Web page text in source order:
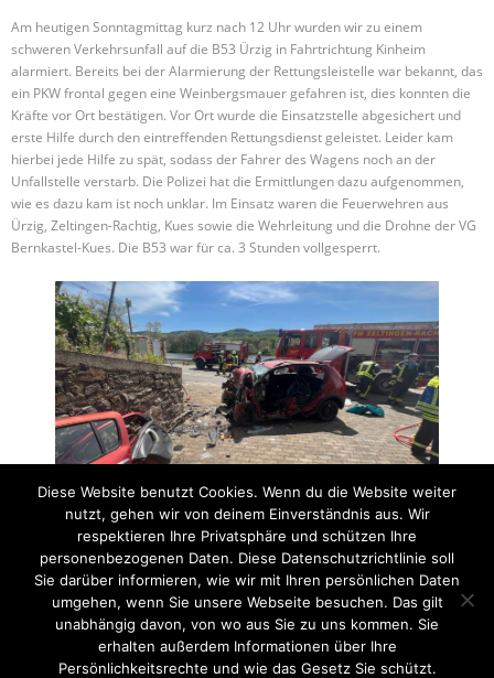
Am heutigen Sonntagmittag kurz nach 12 Uhr wurden wir zu einem
schweren Verkehrsunfall auf die B53 Ürzig in Fahrtrichtung Kinheim
alarmiert. Bereits bei der Alarmierung der Rettungsleistelle war bekannt, das
ein PKW frontal gegen eine Weinbergsmauer gefahren ist, dies konnten die
Kräfte vor Ort bestätigen. Vor Ort wurde die Einsatzstelle abgesichert und
erste Hilfe durch den eintreffenden Rettungsdienst geleistet. Leider kam
hierbei jede Hilfe zu spät, sodass der Fahrer des Wagens noch an der
Unfallstelle verstarb. Die Polizei hat die Ermittlungen dazu aufgenommen,
wie es dazu kam ist noch unklar. Im Einsatz waren die Feuerwehren aus
Ürzig, Zeltingen-Rachtig, Kues sowie die Wehrleitung und die Drohne der VG
Bernkastel-Kues. Die B53 war für ca. 3 Stunden vollgesperrt.
Post Views: 0
Gemeldeter Schiffsbrand Unwetter
Über uns
Diese Website benutzt Cookies. Wenn du die Website weiter
nutzt, gehen wir von deinem Einverständnis aus. Wir
respektieren Ihre Privatsphäre und schützen Ihre
personenbezogenen Daten. Diese Datenschutzrichtlinie soll
Sie darüber informieren, wie wir mit Ihren persönlichen Daten
umgehen, wenn Sie unsere Webseite besuchen. Das gilt
unabhängig davon, von wo aus Sie zu uns kommen. Sie
erhalten außerdem Informationen über Ihre
Persönlichkeitsrechte und wie das Gesetz Sie schützt.